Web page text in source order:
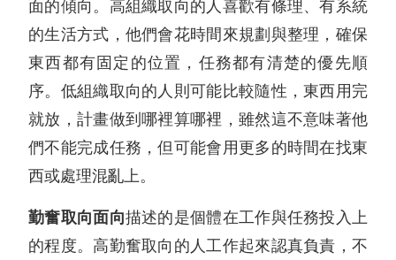
面的傾向。高組織取向的人喜歡有條理、有系統
的生活方式，他們會花時間來規劃與整理，確保
東西都有固定的位置，任務都有清楚的優先順
序。低組織取向的人則可能比較隨性，東西用完
就放，計畫做到哪裡算哪裡，雖然這不意味著他
們不能完成任務，但可能會用更多的時間在找東
西或處理混亂上。
勤奮取向面向描述的是個體在工作與任務投入上
的程度。高勤奮取向的人工作起來認真負責，不